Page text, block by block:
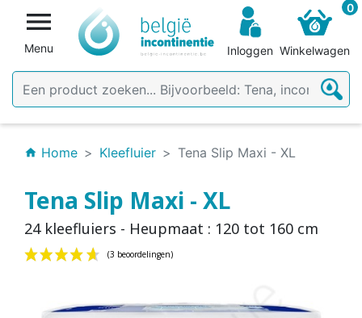

Menu Inloggen
0
Winkelwagen
home Home Kleefluier Tena Slip Maxi - XL
Tena Slip Maxi - XL
24 kleefluiers - Heupmaat : 120 tot 160 cm